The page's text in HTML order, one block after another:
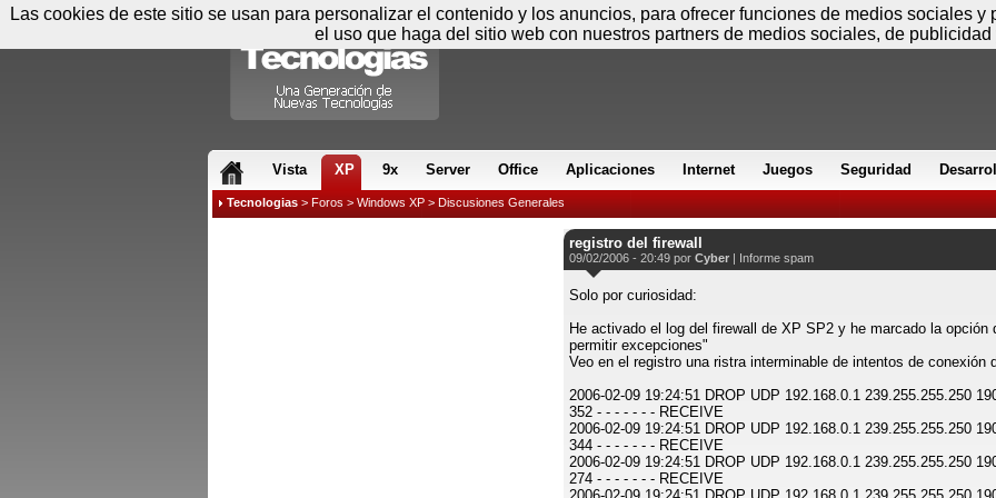
Vista XP 9x Server Office Aplicaciones Internet Juegos Seguridad
Tecnologias > Foros > Windows XP > Discusiones Generales
registro del firewall
09/02/2006 - 20:49 por Cyber | Informe spam
Solo por curiosidad:
He activado el log del firewall de XP SP2 y he marcado la opción
permitir excepciones"
Veo en el registro una ristra interminable de intentos de conexión
2006-02-09 19:24:51 DROP UDP 192.168.0.1 239.255.255.250
352 - - - - - - - RECEIVE
2006-02-09 19:24:51 DROP UDP 192.168.0.1 239.255.255.250
344 - - - - - - - RECEIVE
2006-02-09 19:24:51 DROP UDP 192.168.0.1 239.255.255.250
274 - - - - - - - RECEIVE
Las cookies de este sitio se usan para personalizar el contenido y los anuncios, para ofrecer funciones de medios sociales
el uso que haga del sitio web con nuestros partners de medios sociales, de